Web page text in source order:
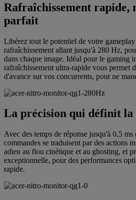
Rafraîchissement rapide,
parfait
Libérez tout le potentiel de votre
rafraîchissement allant jusqu'à 280 Hz,
dans chaque image. Idéal pour le gaming
rafraîchissement ultra-rapide vous permet
d'avance sur vos concurrents, pour ne
La précision qui définit
Avec des temps de réponse jusqu'à 0,5
commandes se traduisent par des actions
adieu au flou cinétique et au ghosting, et
exceptionnelle, pour des performances
rapide.